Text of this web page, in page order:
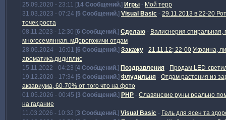
25.09.2020 - 23:11 [14 Сообщений.] Игры - Мой терр
31.03.2023 - 07:24 [5 Сообщений.] Visual Basic - 29.11.2013 в 22-20
точек роста
08.11.2023 - 12:30 [6 Сообщений.] Сделаю - Валиснерия спиральная,
многосемянная. мДорогожичи отдам
28.06.2024 - 16:01 [6 Сообщений.] Закажу - 21.11.12; 22-00,Украина,
ароматика,дидиплис
15.11.2022 - 04:23 [4 Сообщений.] Поздравления - Продам LED-
19.12.2020 - 17:34 [5 Сообщений.] Флудильня - Отдам растения из
аквариума, 60-70% от того что на фото
01.05.2026 - 00:45 [3 Сообщений.] PHP - Славянские руны реально
на гадание
11.03.2026 - 10:32 [3 Сообщений.] Visual Basic - Гель для ясен та